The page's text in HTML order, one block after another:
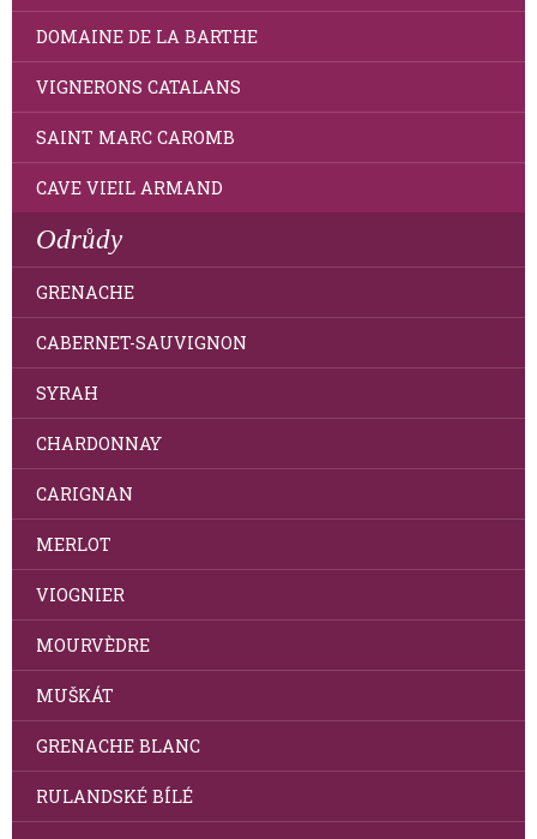
DOMAINE DE LA BARTHE
VIGNERONS CATALANS
SAINT MARC CAROMB
CAVE VIEIL ARMAND
Odrůdy
GRENACHE
CABERNET-SAUVIGNON
SYRAH
CHARDONNAY
CARIGNAN
MERLOT
VIOGNIER
MOURVÈDRE
MUŠKÁT
GRENACHE BLANC
RULANDSKÉ BÍLÉ